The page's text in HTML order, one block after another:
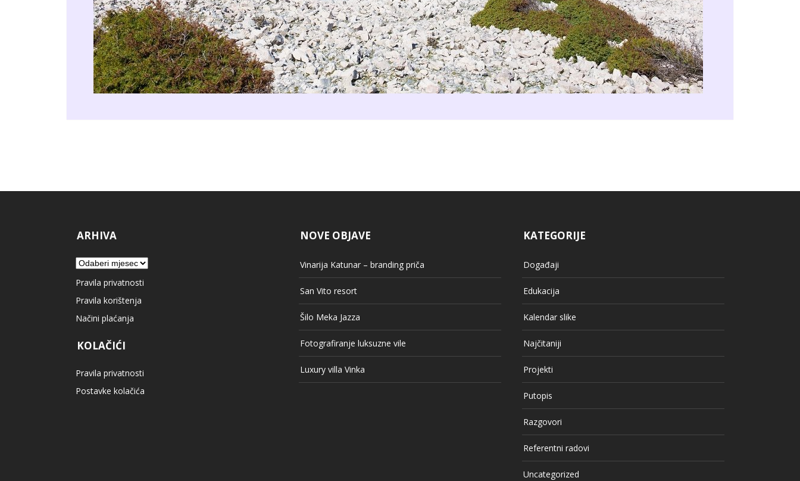
ARHIVA
Arhiva
Pravila privatnosti
Pravila korištenja
Načini plaćanja
KOLAČIĆI
Pravila privatnosti
Postavke kolačića
NOVE OBJAVE
Vinarija Katunar – branding priča
San Vito resort
Šilo Meka Jazza
Fotografiranje luksuzne vile
Luxury villa Vinka
KATEGORIJE
Događaji
Edukacija
Kalendar slike
Najčitaniji
Projekti
Putopis
Razgovori
Referentni radovi
Uncategorized